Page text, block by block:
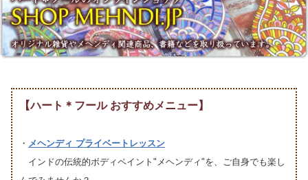
【ハート＊フール おすすめメニュー】
・ メヘンディ プライベートレッスン
インドの伝統的ボディペイント"メヘンディ"を、ご自身でも楽し